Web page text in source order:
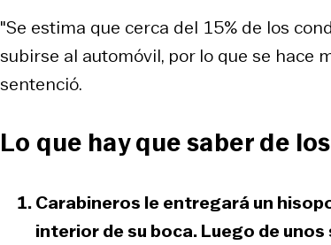
"Se estima que cerca del 15% de los
subirse al automóvil, por lo que se hace
sentenció.
Lo que hay que saber de
Carabineros le entregará un
interior de su boca. Luego de